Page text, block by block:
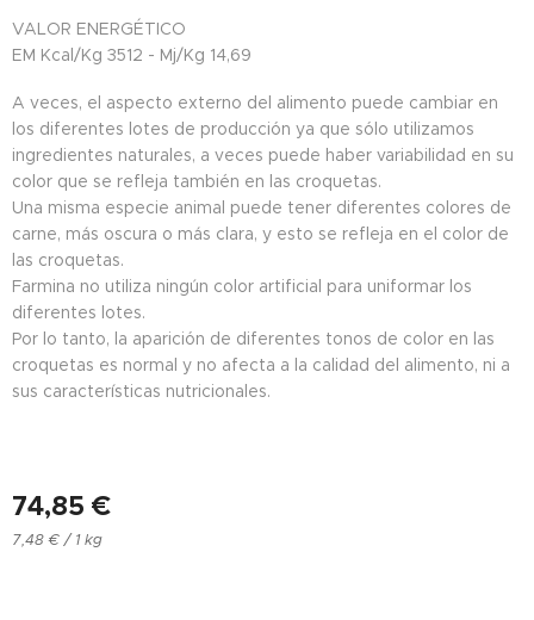
VALOR ENERGÉTICO
EM Kcal/Kg 3512 - Mj/Kg 14,69
A veces, el aspecto externo del alimento puede cambiar en
los diferentes lotes de producción ya que sólo utilizamos
ingredientes naturales, a veces puede haber variabilidad en su
color que se refleja también en las croquetas.
Una misma especie animal puede tener diferentes colores de
carne, más oscura o más clara, y esto se refleja en el color de
las croquetas.
Farmina no utiliza ningún color artificial para uniformar los
diferentes lotes.
Por lo tanto, la aparición de diferentes tonos de color en las
croquetas es normal y no afecta a la calidad del alimento, ni a
sus características nutricionales.
74,85 €
7,48 € / 1 kg